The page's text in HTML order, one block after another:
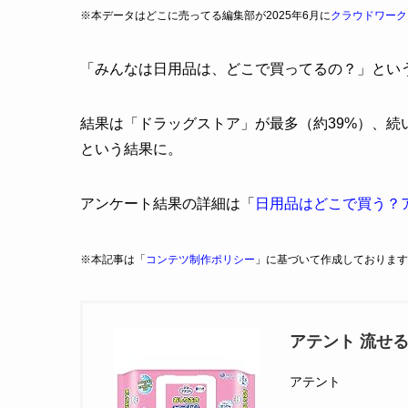
※本データはどこに売ってる編集部が2025年6月にクラウドワー
「みんなは日用品は、どこで買ってるの？」と
結果は「ドラッグストア」が最多（約39%）、続
という結果に。
アンケート結果の詳細は「 日用品はどこで買う？
※本記事は「 コンテツ制作ポリシー 」に基づいて作成しておりま
アテント 流せ
アテント